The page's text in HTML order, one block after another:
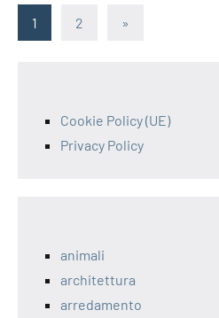
Paginazione
1 2
Articolo
»
Cookie Policy (UE)
Privacy Policy
animali
architettura
arredamento